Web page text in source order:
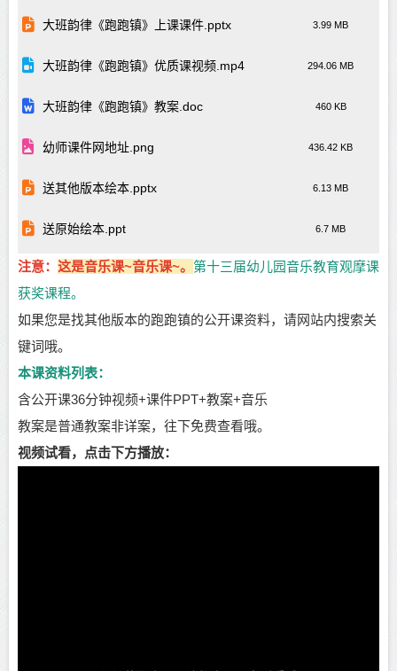
大班韵律《跑跑镇》上课课件.pptx 3.99 MB
大班韵律《跑跑镇》优质课视频.mp4 294.06 MB
大班韵律《跑跑镇》教案.doc 460 KB
幼师课件网地址.png 436.42 KB
送其他版本绘本.pptx 6.13 MB
送原始绘本.ppt 6.7 MB
注意： 这是音乐课~音乐课~。 第十三届幼儿园音乐教育观摩课
获奖课程。
如果您是找其他版本的跑跑镇的公开课资料，请网站内搜索关
键词哦。
本课资料列表：
含公开课36分钟视频+课件PPT+教案+音乐
教案是普通教案非详案，往下免费查看哦。
视频试看，点击下方播放：